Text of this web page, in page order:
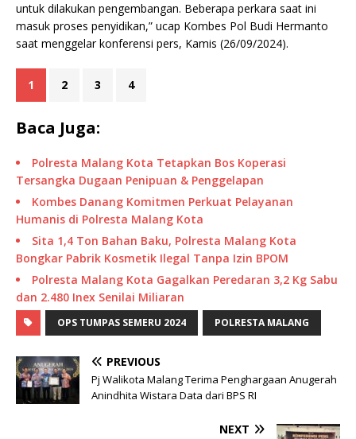
untuk dilakukan pengembangan. Beberapa perkara saat ini
masuk proses penyidikan,” ucap Kombes Pol Budi Hermanto
saat menggelar konferensi pers, Kamis (26/09/2024).
1 2 3 4
Baca Juga:
Polresta Malang Kota Tetapkan Bos Koperasi
Tersangka Dugaan Penipuan & Penggelapan
Kombes Danang Komitmen Perkuat Pelayanan
Humanis di Polresta Malang Kota
Sita 1,4 Ton Bahan Baku, Polresta Malang Kota
Bongkar Pabrik Kosmetik Ilegal Tanpa Izin BPOM
Polresta Malang Kota Gagalkan Peredaran 3,2 Kg Sabu
dan 2.480 Inex Senilai Miliaran
OPS TUMPAS SEMERU 2024 POLRESTA MALANG
PREVIOUS
Pj Walikota Malang Terima Penghargaan Anugerah
Anindhita Wistara Data dari BPS RI
NEXT